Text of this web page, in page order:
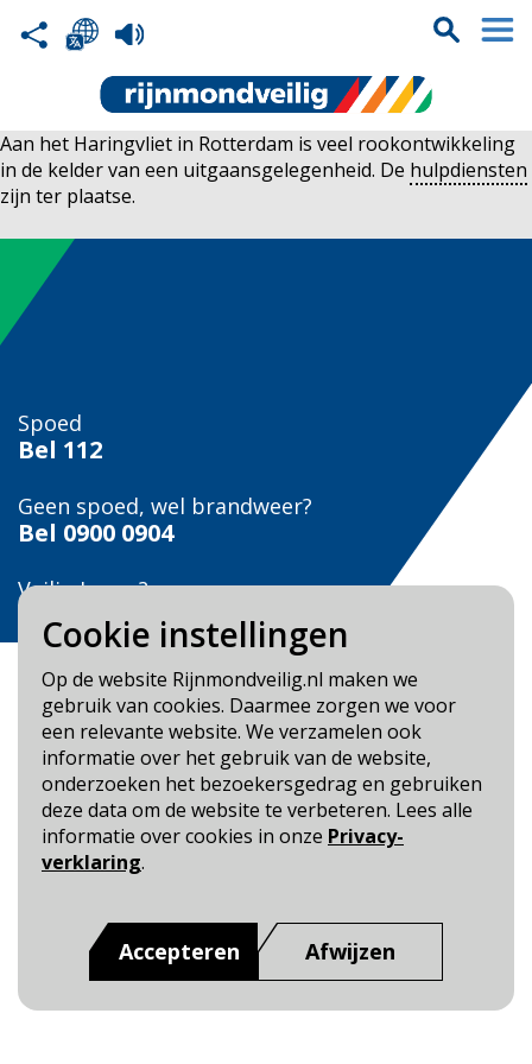
Cookie instellingen
Op de website Rijnmondveilig.nl maken we
gebruik van cookies. Daarmee zorgen we voor
een relevante website. We verzamelen ook
informatie over het gebruik van de website,
onderzoeken het bezoekersgedrag en gebruiken
deze data om de website te verbeteren. Lees alle
informatie over cookies in onze Privacy-
verklaring.
Accepteren Afwijzen
Aan het Haringvliet in Rotterdam is veel rookontwikkeling
in de kelder van een uitgaansgelegenheid. De hulpdiensten
zijn ter plaatse.
Spoed
Bel 112
Geen spoed, wel brandweer?
Bel 0900 0904
Veilig Leven?
Bel 0900-8387
Blijf op de hoogte
Cookie- en Privacybeleid
Toegankelijkheid
Rijnmond